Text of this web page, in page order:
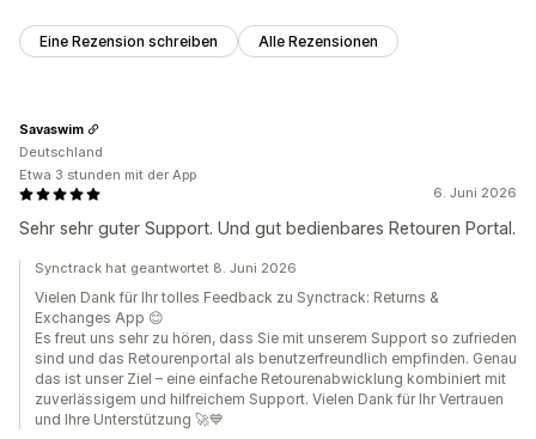
Eine Rezension schreiben Alle Rezensionen
6. Juni 2026
Sehr sehr guter Support. Und gut bedienbares Retouren Portal.
Savaswim
Deutschland
Etwa 3 stunden mit der App
Synctrack hat geantwortet 8. Juni 2026
Vielen Dank für Ihr tolles Feedback zu Synctrack: Returns &
Exchanges App 😊
Es freut uns sehr zu hören, dass Sie mit unserem Support so zufrieden
sind und das Retourenportal als benutzerfreundlich empfinden. Genau
das ist unser Ziel – eine einfache Retourenabwicklung kombiniert mit
zuverlässigem und hilfreichem Support. Vielen Dank für Ihr Vertrauen
und Ihre Unterstützung 🚀💙